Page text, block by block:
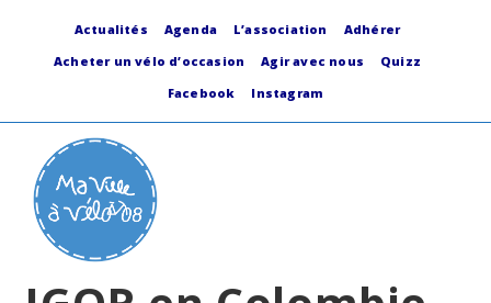
Actualités Agenda L’association
Adhérer
Acheter un vélo d’occasion
Agir avec nous
Quizz
Facebook
Instagram